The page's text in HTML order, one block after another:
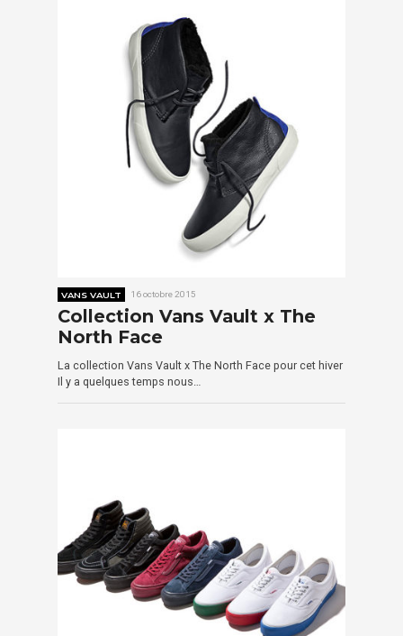
VANS VAULT 16 octobre 2015
Collection Vans Vault x The
North Face
La collection Vans Vault x The North Face pour cet hiver
Il y a quelques temps nous…